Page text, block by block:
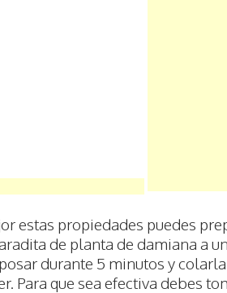
estas propiedades puedes
de planta de damiana a
durante 5 minutos y
Para que sea efectiva debes